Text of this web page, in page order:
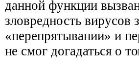
данной функции
зловредность
«перепрятывании» и
не смог догадаться о